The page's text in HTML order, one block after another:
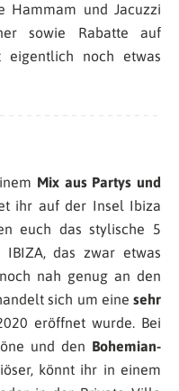
Hammam und Jacuzzi
sowie Rabatte auf
eigentlich noch etwas
Mix aus Partys und
ihr auf der Insel Ibiza
euch das stylische 5
IBIZA, das zwar etwas
nah genug an den
sich um eine sehr
eröffnet wurde. Bei
und den Bohemian-
könnt ihr in einem